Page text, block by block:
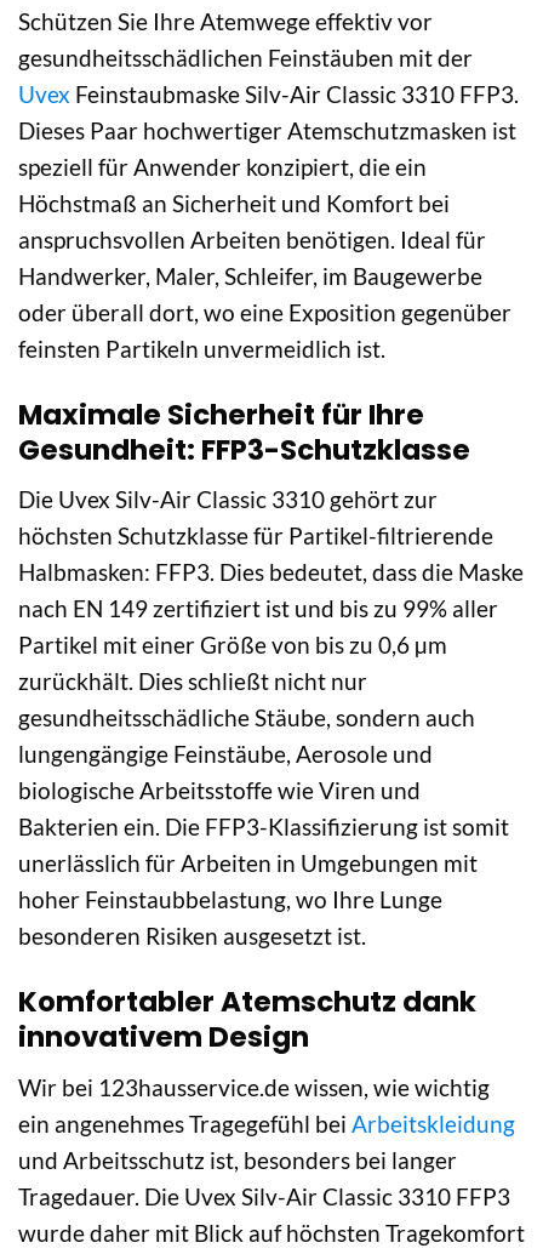
Schützen Sie Ihre Atemwege effektiv vor
gesundheitsschädlichen Feinstäuben mit der
Uvex Feinstaubmaske Silv-Air Classic 3310 FFP3.
Dieses Paar hochwertiger Atemschutzmasken ist
speziell für Anwender konzipiert, die ein
Höchstmaß an Sicherheit und Komfort bei
anspruchsvollen Arbeiten benötigen. Ideal für
Handwerker, Maler, Schleifer, im Baugewerbe
oder überall dort, wo eine Exposition gegenüber
feinsten Partikeln unvermeidlich ist.
Maximale Sicherheit für Ihre
Gesundheit: FFP3-Schutzklasse
Die Uvex Silv-Air Classic 3310 gehört zur
höchsten Schutzklasse für Partikel-filtrierende
Halbmasken: FFP3. Dies bedeutet, dass die Maske
nach EN 149 zertifiziert ist und bis zu 99% aller
Partikel mit einer Größe von bis zu 0,6 µm
zurückhält. Dies schließt nicht nur
gesundheitsschädliche Stäube, sondern auch
lungengängige Feinstäube, Aerosole und
biologische Arbeitsstoffe wie Viren und
Bakterien ein. Die FFP3-Klassifizierung ist somit
unerlässlich für Arbeiten in Umgebungen mit
hoher Feinstaubbelastung, wo Ihre Lunge
besonderen Risiken ausgesetzt ist.
Komfortabler Atemschutz dank
innovativem Design
Wir bei 123hausservice.de wissen, wie wichtig
ein angenehmes Tragegefühl bei Arbeitskleidung
und Arbeitsschutz ist, besonders bei langer
Tragedauer. Die Uvex Silv-Air Classic 3310 FFP3
wurde daher mit Blick auf höchsten Tragekomfort